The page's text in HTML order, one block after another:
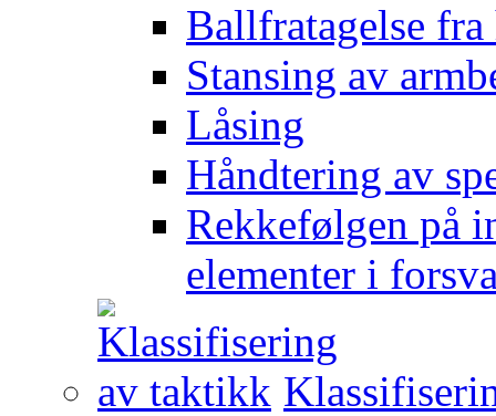
Ballfratagelse fra
Stansing av
Låsing
Håndtering av
Rekkefølgen på
elementer i